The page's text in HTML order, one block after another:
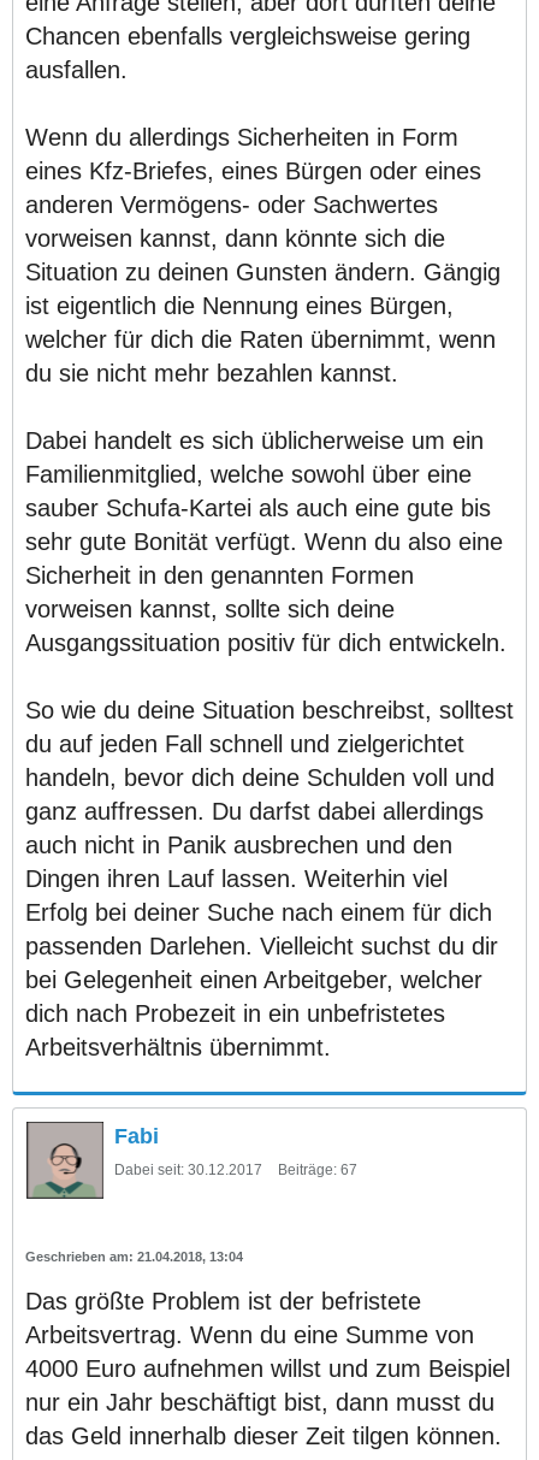
Chancen ebenfalls vergleichsweise gering
ausfallen.
Wenn du allerdings Sicherheiten in Form
eines Kfz-Briefes, eines Bürgen oder eines
anderen Vermögens- oder Sachwertes
vorweisen kannst, dann könnte sich die
Situation zu deinen Gunsten ändern. Gängig
ist eigentlich die Nennung eines Bürgen,
welcher für dich die Raten übernimmt, wenn
du sie nicht mehr bezahlen kannst.
Dabei handelt es sich üblicherweise um ein
Familienmitglied, welche sowohl über eine
sauber Schufa-Kartei als auch eine gute bis
sehr gute Bonität verfügt. Wenn du also eine
Sicherheit in den genannten Formen
vorweisen kannst, sollte sich deine
Ausgangssituation positiv für dich entwickeln.
So wie du deine Situation beschreibst, solltest
du auf jeden Fall schnell und zielgerichtet
handeln, bevor dich deine Schulden voll und
ganz auffressen. Du darfst dabei allerdings
auch nicht in Panik ausbrechen und den
Dingen ihren Lauf lassen. Weiterhin viel
Erfolg bei deiner Suche nach einem für dich
passenden Darlehen. Vielleicht suchst du dir
bei Gelegenheit einen Arbeitgeber, welcher
dich nach Probezeit in ein unbefristetes
Arbeitsverhältnis übernimmt.
Fabi
Dabei seit: 30.12.2017 Beiträge: 67
21.04.2018, 13:04
Das größte Problem ist der befristete
Arbeitsvertrag. Wenn du eine Summe von
4000 Euro aufnehmen willst und zum Beispiel
nur ein Jahr beschäftigt bist, dann musst du
das Geld innerhalb dieser Zeit tilgen können.